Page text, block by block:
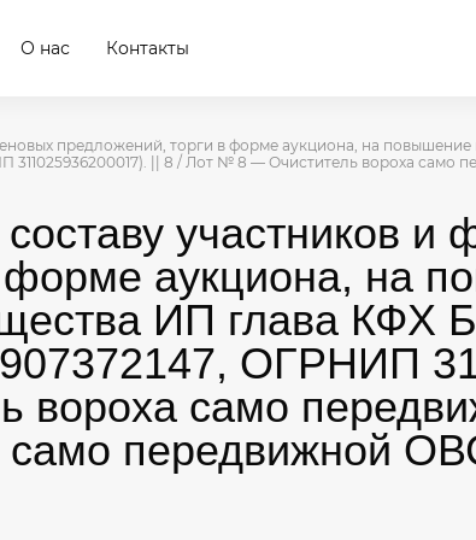
О нас Контакты
предложений, торги в форме аукциона, на
|| 8 / Лот № 8 — Очиститель вороха
участников
аукциона, на
ИП глава КФХ
ОГРНИП
вороха само
передвижной